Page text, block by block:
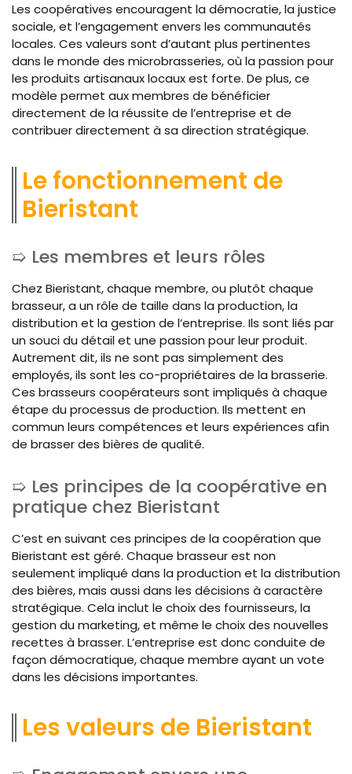
Les coopératives encouragent la démocratie, la justice
sociale, et l’engagement envers les communautés
locales. Ces valeurs sont d’autant plus pertinentes
dans le monde des microbrasseries, où la passion pour
les produits artisanaux locaux est forte. De plus, ce
modèle permet aux membres de bénéficier
directement de la réussite de l’entreprise et de
contribuer directement à sa direction stratégique.
Le fonctionnement de
Bieristant
Les membres et leurs rôles
Chez Bieristant, chaque membre, ou plutôt chaque
brasseur, a un rôle de taille dans la production, la
distribution et la gestion de l’entreprise. Ils sont liés par
un souci du détail et une passion pour leur produit.
Autrement dit, ils ne sont pas simplement des
employés, ils sont les co-propriétaires de la brasserie.
Ces brasseurs coopérateurs sont impliqués à chaque
étape du processus de production. Ils mettent en
commun leurs compétences et leurs expériences afin
de brasser des bières de qualité.
Les principes de la coopérative en
pratique chez Bieristant
C’est en suivant ces principes de la coopération que
Bieristant est géré. Chaque brasseur est non
seulement impliqué dans la production et la distribution
des bières, mais aussi dans les décisions à caractère
stratégique. Cela inclut le choix des fournisseurs, la
gestion du marketing, et même le choix des nouvelles
recettes à brasser. L’entreprise est donc conduite de
façon démocratique, chaque membre ayant un vote
dans les décisions importantes.
Les valeurs de Bieristant